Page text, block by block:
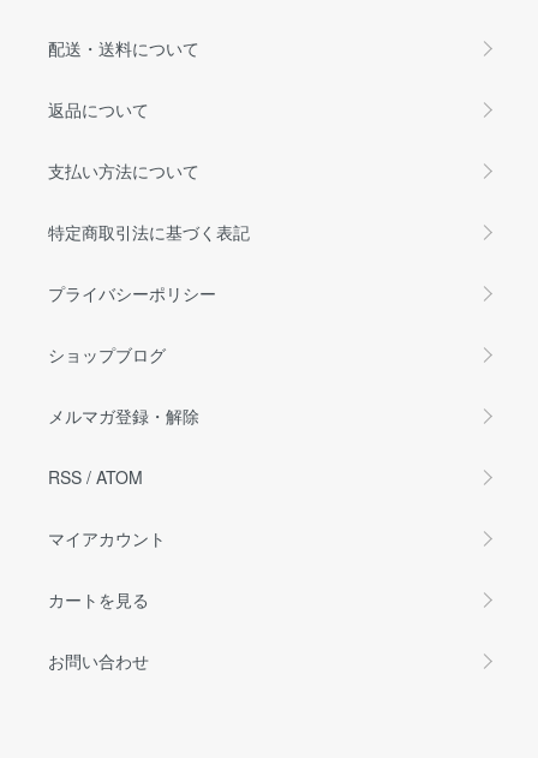
配送・送料について
返品について
支払い方法について
特定商取引法に基づく表記
プライバシーポリシー
ショップブログ
メルマガ登録・解除
RSS / ATOM
マイアカウント
カートを見る
お問い合わせ